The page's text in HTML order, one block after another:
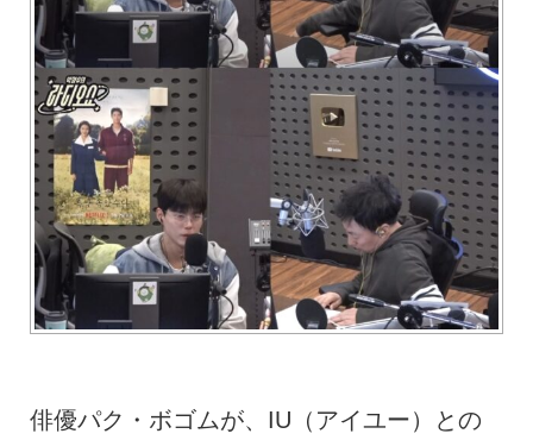
俳優パク・ボゴムが、IU（アイユー）との